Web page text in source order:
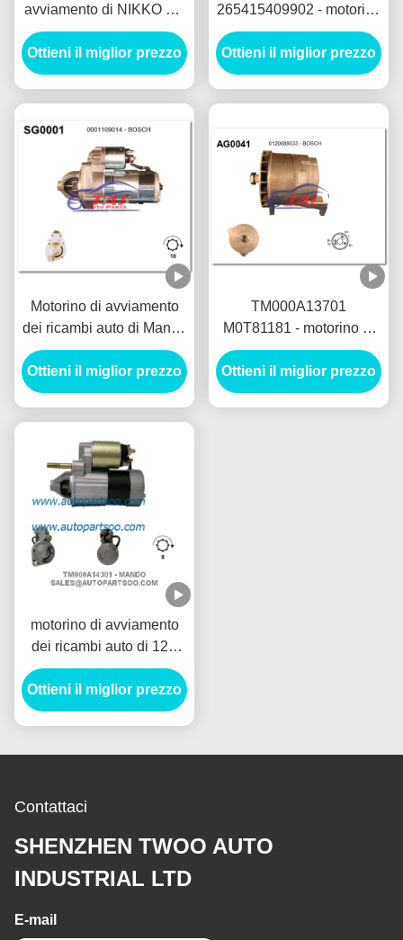
avviamento di NIKKO del
motorino di avviamento
dei ricambi auto 0-23000-
1292 24V 5.5KW 11T
Ottieni il miglior prezzo
265415409902 - motorino
di avviamento di LUCAS
12V 1.7KW 8T
MOTORES DE
Ottieni il miglior prezzo
Motorino di avviamento
dei ricambi auto di Mando
12V 1.2KW 8T Motores
De Arranque
Ottieni il miglior prezzo
TM000A13701
M0T81181 - motorino di
avviamento di MANDO
12V 1.2KW 8T
MOTORES DE
Ottieni il miglior prezzo
motorino di avviamento
dei ricambi auto di 12V
1.2KW, dispositivo
d'avviamento
dell'automobile elettrica
Ottieni il miglior prezzo
Contattaci
SHENZHEN TWOO AUTO
INDUSTRIAL LTD
E-mail